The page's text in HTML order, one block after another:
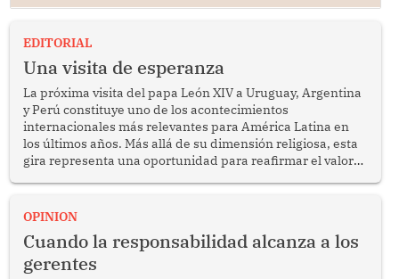
EDITORIAL
Una visita de esperanza
La próxima visita del papa León XIV a Uruguay, Argentina
y Perú constituye uno de los acontecimientos
internacionales más relevantes para América Latina en
los últimos años. Más allá de su dimensión religiosa, esta
gira representa una oportunidad para reafirmar el valor
enfrenta desafíos en materia de desarrollo, cohesión
OPINION
Cuando la responsabilidad alcanza a los
gerentes